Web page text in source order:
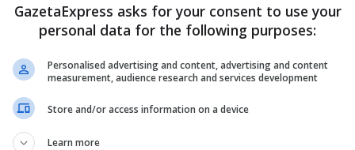
përfaqësues i organizatës Sport
veçanërisht i rëndësishëm për plakje të
pavarësisë dhe uljen e presionit mbi
tij, stilet aktive të jetesës ndihmojnë në
kronike çdo vit dhe kursejnë miliarda
GazetaExpress asks for your consent to use your
personal data for the following purposes:
Personalised advertising and content, advertising and content
measurement, audience research and services development
Store and/or access information on a device
Learn more